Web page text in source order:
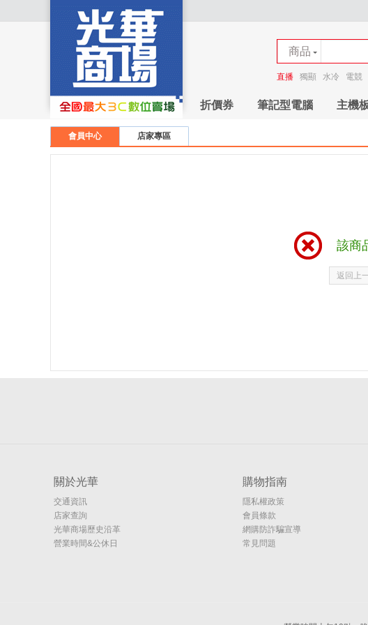
商品
商店
直播 獨顯 水冷 電競
折價券 筆記型電腦 主機
會員中心 店家專區
該商
返回上
關於光華
交通資訊
店家查詢
光華商場歷史沿革
營業時間&公休日
購物指南
隱私權政策
會員條款
網購防詐騙宣導
常見問題